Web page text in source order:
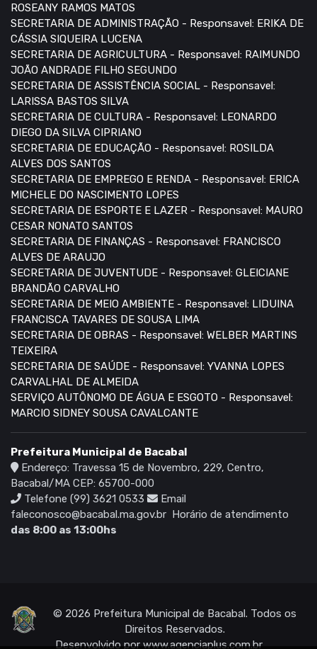
ROSEANY RAMOS MATOS
SECRETARIA DE ADMINISTRAÇÃO - Responsavel: ERIKA DE
CÁSSIA SIQUEIRA LUCENA
SECRETARIA DE AGRICULTURA - Responsavel: RAIMUNDO
JOÃO ANDRADE FILHO SEGUNDO
SECRETARIA DE ASSISTÊNCIA SOCIAL - Responsavel:
LARISSA BASTOS SILVA
SECRETARIA DE CULTURA - Responsavel: LEONARDO
DIEGO DA SILVA CIPRIANO
SECRETARIA DE EDUCAÇÃO - Responsavel: ROSILDA
ALVES DOS SANTOS
SECRETARIA DE EMPREGO E RENDA - Responsavel: ERICA
MICHELE DO NASCIMENTO LOPES
SECRETARIA DE ESPORTE E LAZER - Responsavel: MAURO
CESAR NONATO SANTOS
SECRETARIA DE FINANÇAS - Responsavel: FRANCISCO
ALVES DE ARAUJO
SECRETARIA DE JUVENTUDE - Responsavel: GLEICIANE
BRANDÃO CARVALHO
SECRETARIA DE MEIO AMBIENTE - Responsavel: LIDUINA
FRANCISCA TAVARES DE SOUSA LIMA
SECRETARIA DE OBRAS - Responsavel: WELBER MARTINS
TEIXEIRA
SECRETARIA DE SAÚDE - Responsavel: YVANNA LOPES
CARVALHAL DE ALMEIDA
SERVIÇO AUTÔNOMO DE ÁGUA E ESGOTO - Responsavel:
MARCIO SIDNEY SOUSA CAVALCANTE
Prefeitura Municipal de Bacabal
Endereço: Travessa 15 de Novembro, 229, Centro,
Bacabal/MA CEP: 65700-000
Telefone (99) 3621 0533
Email
faleconosco@bacabal.ma.gov.br
Horário de atendimento
das 8:00 as 13:00hs
© 2026 Prefeitura Municipal de Bacabal. Todos os
Direitos Reservados.
Desenvolvido porwww.agenciaplus.com.br